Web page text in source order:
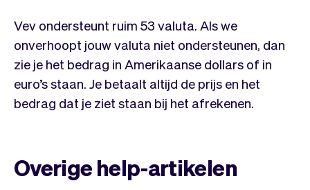
App
Klanten
Team
Embed Vev
Verkopen
Marketing
Software
Vev
Automatische piloot
Administratie
Overzicht
Bezorging
Vev ondersteunt ruim 53 valuta. Als we
onverhoopt jouw valuta niet ondersteunen, dan
zie je het bedrag in Amerikaanse dollars of in
euro’s staan. Je betaalt altijd de prijs en het
bedrag dat je ziet staan bij het afrekenen.
Overige help-artikelen